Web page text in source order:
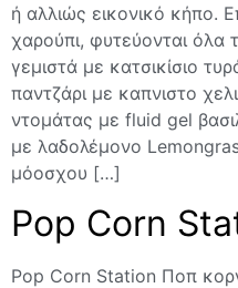
ή αλλιώς εικονικό κήπο.
χαρούπι, φυτεύονται όλα
γεμιστά με κατσικίσιο
παντζάρι με καπνιστο
ντομάτας με fluid gel
με λαδολέμονο
μόοσχου […]
Pop Corn
Pop Corn Station Ποπ